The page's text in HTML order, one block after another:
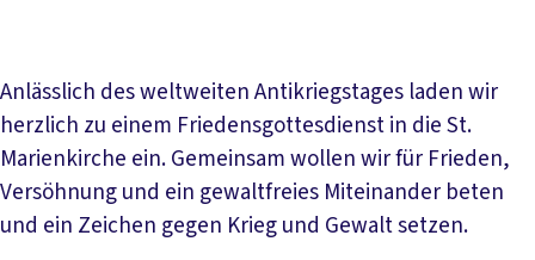
Anlässlich des weltweiten Antikriegstages laden wir
herzlich zu einem Friedensgottesdienst in die St.
Marienkirche ein. Gemeinsam wollen wir für Frieden,
Versöhnung und ein gewaltfreies Miteinander beten
und ein Zeichen gegen Krieg und Gewalt setzen.